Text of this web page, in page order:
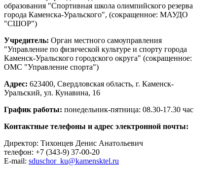
образования "Спортивная школа олимпийского резерва
города Каменска-Уральского", (сокращенное: МАУДО
"СШОР")
Учредитель: Орган местного самоуправления
"Управление по физической культуре и спорту города
Каменск-Уральского городского округа" (сокращенное:
ОМС "Управление спорта")
Адрес: 623400, Свердловская область, г. Каменск-
Уральский, ул. Кунавина, 16
График работы: понедельник-пятница: 08.30-17.30 час
Контактные телефоны и адрес электронной почты:
Директор: Тихонцев Денис Анатольевич
телефон: +7 (343-9) 37-00-20
E-mail: sduschor_ku@kamensktel.ru